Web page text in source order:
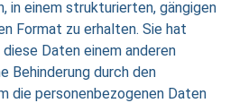
in einem strukturierten, gängigen
Format zu erhalten. Sie hat
Daten einem anderen
Behinderung durch den
die personenbezogenen Daten